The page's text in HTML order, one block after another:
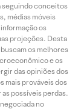
seguindo conceitos
médias móveis
os
projeções. Desta
os melhores
e os
das opiniões dos
mais prováveis dos
possíveis perdas.
no